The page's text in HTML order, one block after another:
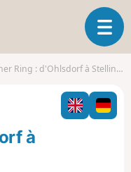
O
u
v
i
r
l
Ring : d'Ohlsdorf à Stellingen
à